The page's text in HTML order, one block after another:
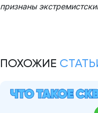
признаны
ПОХОЖИЕ